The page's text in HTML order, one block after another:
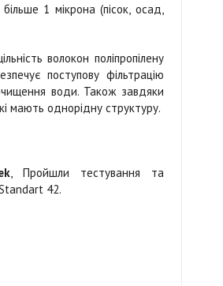
1 мікрона (пісок, осад,
волокон поліпропілену
поступову фільтрацію
води. Також завдяки
мають однорідну структуру.
, Пройшли тестування та
42.